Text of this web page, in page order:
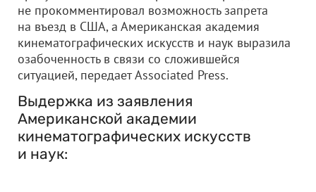
не прокомментировал возможность запрета
на въезд в США, а Американская академия
кинематографических искусств и наук выразила
озабоченность в связи со сложившейся
ситуацией, передает Associated Press.
Выдержка из заявления
Американской академии
кинематографических искусств
и наук: